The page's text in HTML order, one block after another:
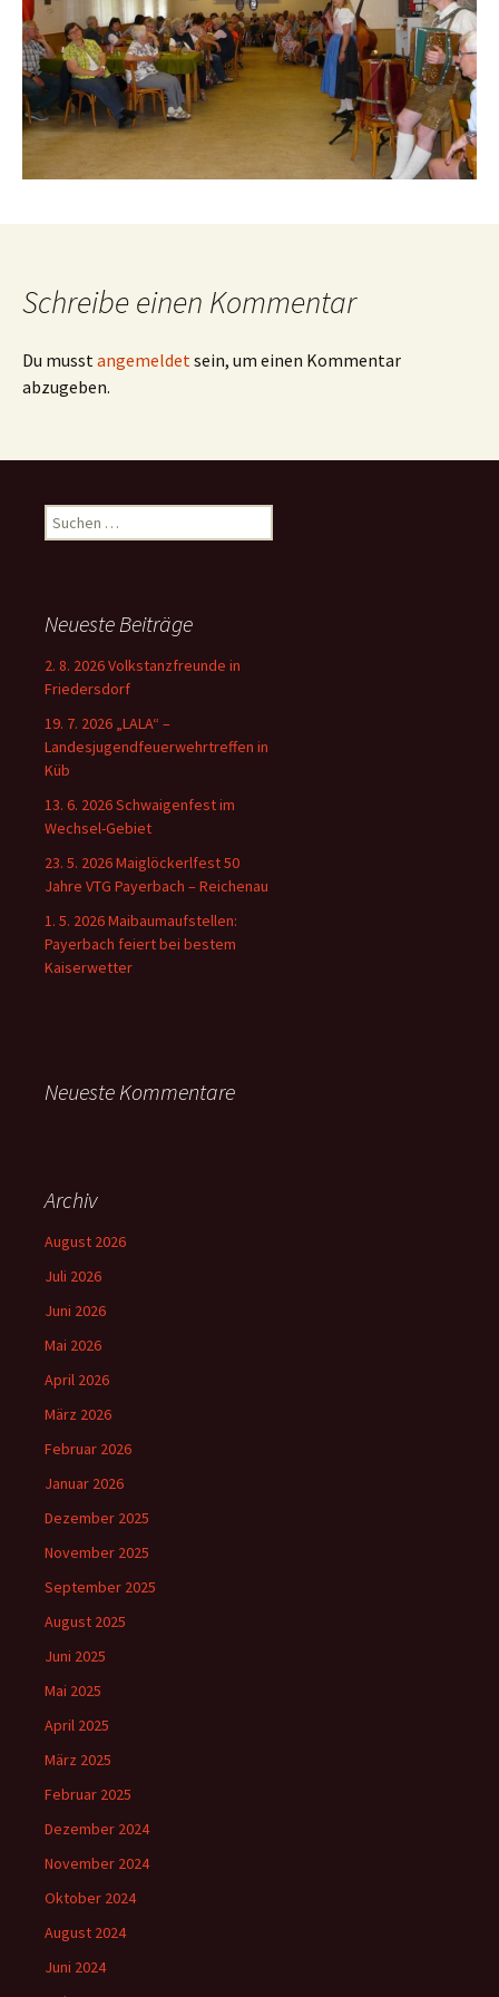
Schreibe einen Kommentar
Du musstangemeldetsein, um einen Kommentar
abzugeben.
Suchen
nach:
Neueste Beiträge
2. 8. 2026 Volkstanzfreunde in
Friedersdorf
19. 7. 2026 „LALA“ –
Landesjugendfeuerwehrtreffen in
Küb
13. 6. 2026 Schwaigenfest im
Wechsel-Gebiet
23. 5. 2026 Maiglöckerlfest 50
Jahre VTG Payerbach – Reichenau
1. 5. 2026 Maibaumaufstellen:
Payerbach feiert bei bestem
Kaiserwetter
Neueste Kommentare
Archiv
August 2026
Juli 2026
Juni 2026
Mai 2026
April 2026
März 2026
Februar 2026
Januar 2026
Dezember 2025
November 2025
September 2025
August 2025
Juni 2025
Mai 2025
April 2025
März 2025
Februar 2025
Dezember 2024
November 2024
Oktober 2024
August 2024
Juni 2024